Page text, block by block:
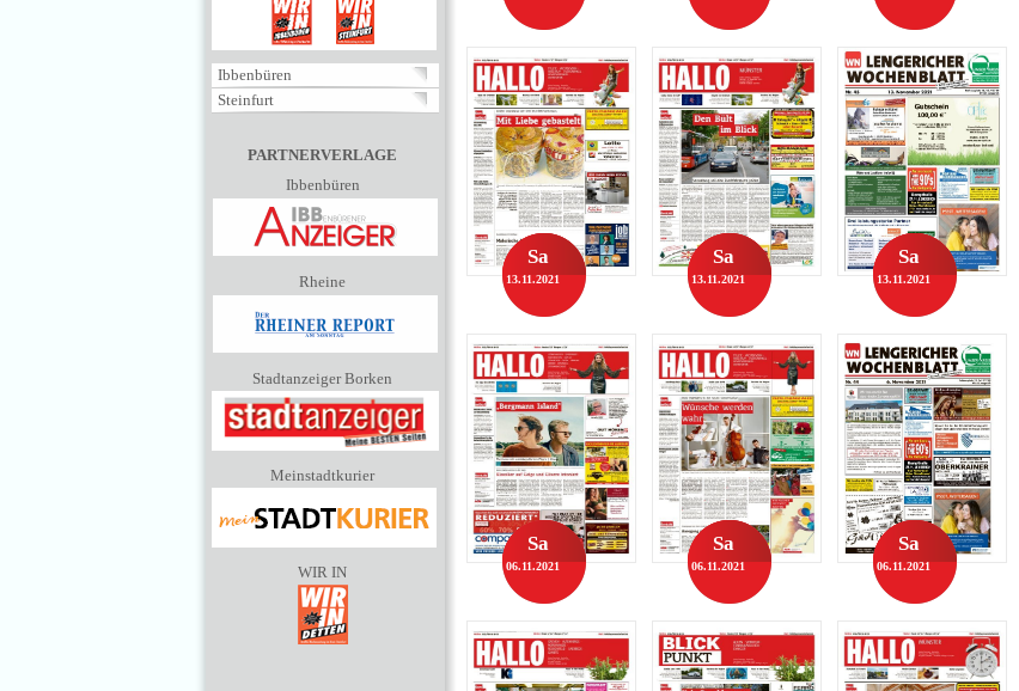
Ibbenbüren
Steinfurt
PARTNERVERLAGE
Ibbenbüren
Rheine
Stadtanzeiger Borken
Meinstadtkurier
WIR IN
Sa
13.11.2021
Sa
13.11.2021
Sa
13.11.2021
Sa
06.11.2021
Sa
06.11.2021
Sa
06.11.2021